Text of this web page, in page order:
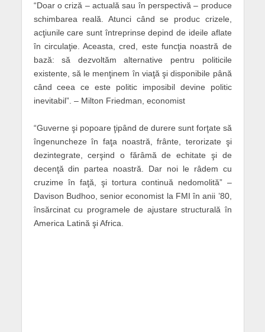
“Doar o criză – actuală sau în perspectivă – produce
schimbarea reală. Atunci când se produc crizele,
acţiunile care sunt întreprinse depind de ideile aflate
în circulaţie. Aceasta, cred, este funcţia noastră de
bază: să dezvoltăm alternative pentru politicile
existente, să le menţinem în viaţă şi disponibile până
când ceea ce este politic imposibil devine politic
inevitabil”. – Milton Friedman, economist
“Guverne şi popoare ţipând de durere sunt forţate să
îngenuncheze în faţa noastră, frânte, terorizate şi
dezintegrate, cerşind o fărâmă de echitate şi de
decenţă din partea noastră. Dar noi le râdem cu
cruzime în faţă, şi tortura continuă nedomolită” –
Davison Budhoo, senior economist la FMI în anii ’80,
însărcinat cu programele de ajustare structurală în
America Latină şi Africa.